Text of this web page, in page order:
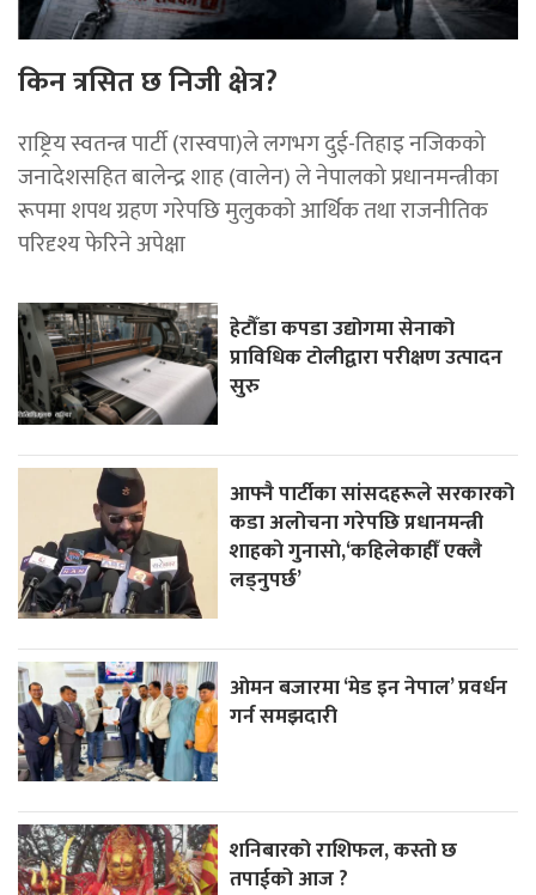
किन त्रसित छ निजी क्षेत्र?
राष्ट्रिय स्वतन्त्र पार्टी (रास्वपा)ले लगभग दुई-तिहाइ नजिकको
जनादेशसहित बालेन्द्र शाह (वालेन) ले नेपालको प्रधानमन्त्रीका
रूपमा शपथ ग्रहण गरेपछि मुलुकको आर्थिक तथा राजनीतिक
परिदृश्य फेरिने अपेक्षा
हेटौँडा कपडा उद्योगमा सेनाको
प्राविधिक टोलीद्वारा परीक्षण उत्पादन
सुरु
आफ्नै पार्टीका सांसदहरूले सरकारको
कडा अलोचना गरेपछि प्रधानमन्त्री
शाहकाे गुनासाे,‘कहिलेकाहीँ एक्लै
लड्नुपर्छ’
ओमन बजारमा ‘मेड इन नेपाल’ प्रवर्धन
गर्न समझदारी
शनिबारको राशिफल, कस्तो छ
तपाईको आज ?